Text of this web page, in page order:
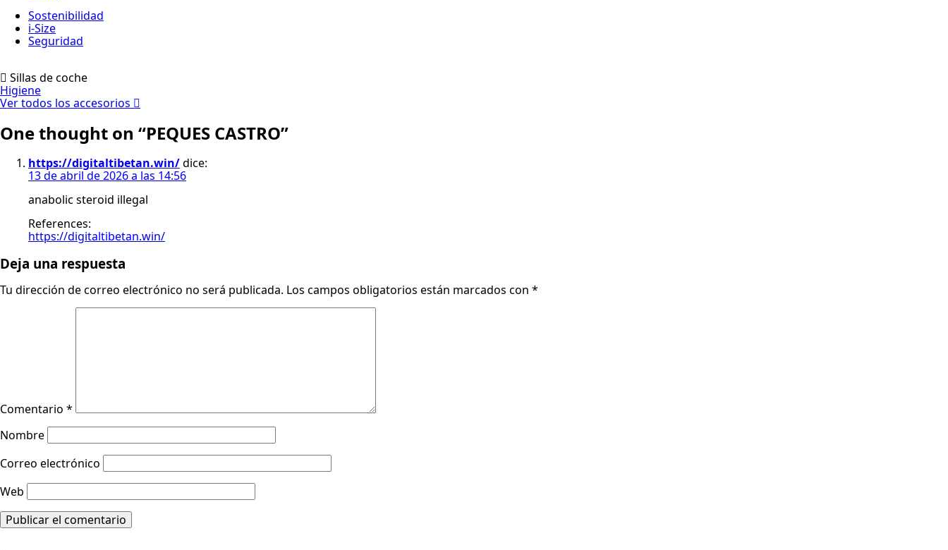
Sostenibilidad
i-Size
Seguridad
Sillas de coche
Higiene
Ver todos los accesorios
One thought on “PEQUES CASTRO”
https://digitaltibetan.win/dice:
13 de abril de 2026 a las 14:56
anabolic steroid illegal
References:
https://digitaltibetan.win/
Deja una respuesta
Tu dirección de correo electrónico no será publicada. Los campos obligatorios están marcados con *
Comentario *
Nombre
Correo electrónico
Web